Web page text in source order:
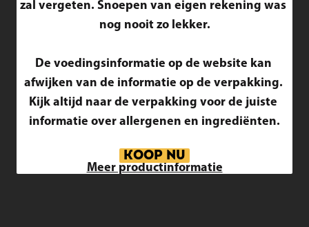
zal vergeten. Snoepen van eigen rekening was
nog nooit zo lekker.
De voedingsinformatie op de website kan
afwijken van de informatie op de verpakking.
Kijk altijd naar de verpakking voor de juiste
informatie over allergenen en ingrediënten.
KOOP NU
Meer productinformatie